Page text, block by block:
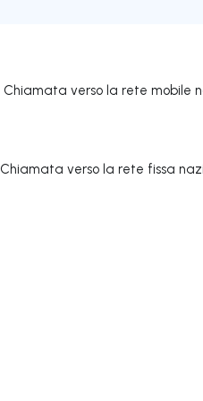
Chiamata verso la rete mobile
Chiamata verso la rete fissa